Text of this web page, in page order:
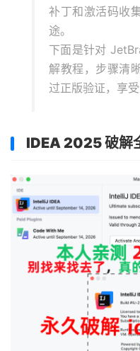
补丁和激活码收
途。
下面是针对
解教程，步骤清
过正版验证，享
IDEA 2025 破解